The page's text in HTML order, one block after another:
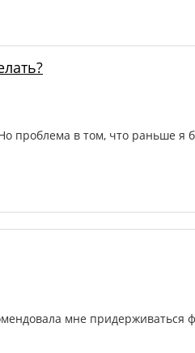
проблема в том, что раньше я
мне придерживаться